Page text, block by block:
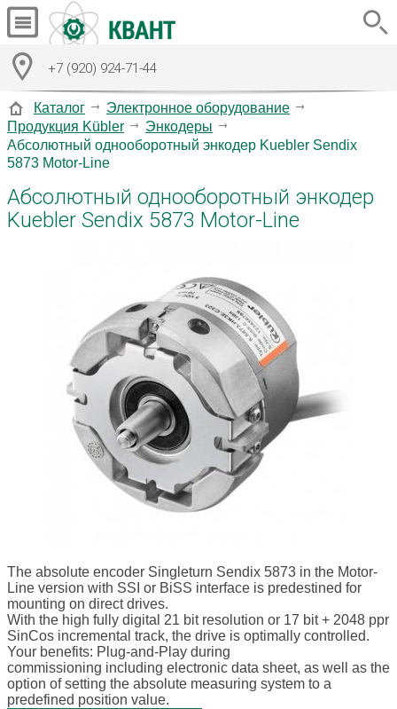
+7 (920) 924-71-44
Каталог
Электронное оборудование
Продукция Kübler
Энкодеры
Абсолютный однооборотный энкодер Kuebler Sendix
5873 Motor-Line
Абсолютный однооборотный энкодер
Kuebler Sendix 5873 Motor-Line
The absolute encoder Singleturn Sendix 5873 in the Motor-
Line version with SSI or BiSS interface is predestined for
mounting on direct drives.
With the high fully digital 21 bit resolution or 17 bit + 2048 ppr
SinCos incremental track, the drive is optimally controlled.
Your benefits: Plug-and-Play during
commissioning including electronic data sheet, as well as the
option of setting the absolute measuring system to a
predefined position value.